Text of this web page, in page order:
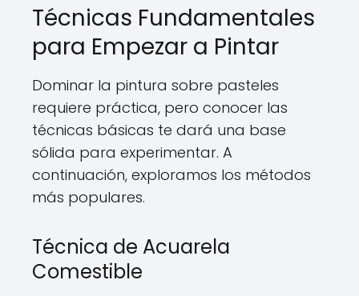
Técnicas Fundamentales
para Empezar a Pintar
Dominar la pintura sobre pasteles
requiere práctica, pero conocer las
técnicas básicas te dará una base
sólida para experimentar. A
continuación, exploramos los métodos
más populares.
Técnica de Acuarela
Comestible